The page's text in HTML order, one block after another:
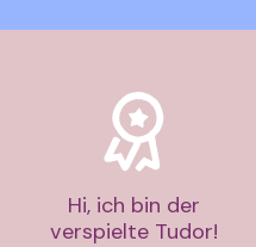
Hi, ich bin der
verspielte Tudor!